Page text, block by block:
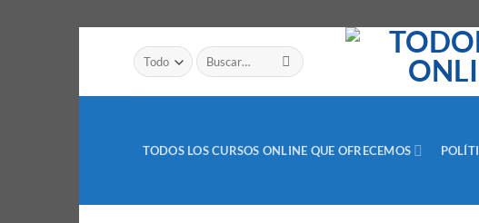
Buscar
por:
TODOS LOS CURSOS ONLINE QUE OFRECEMOS